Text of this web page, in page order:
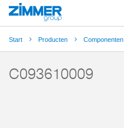
Start Producten Componenten
C093610009